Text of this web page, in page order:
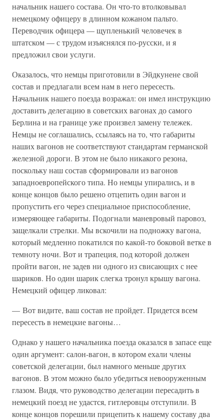
начальник нашего состава. Он что-то втолковывал
немецкому офицеру в длинном кожаном пальто.
Переводчик офицера — щупленький человечек в
штатском — с трудом изъяснялся по-русски, и я
предложил свои услуги.
Оказалось, что немцы приготовили в Эйдкунене свой
состав и предлагали всем нам в него пересесть.
Начальник нашего поезда возражал: он имел инструкцию
доставить делегацию в советских вагонах до самого
Берлина и на границе уже произвел замену тележек.
Немцы не соглашались, ссылаясь на то, что габариты
наших вагонов не соответствуют стандартам германской
железной дороги. В этом не было никакого резона,
поскольку наш состав сформировали из вагонов
западноевропейского типа. Но немцы упирались, и в
конце концов было решено отцепить один вагон и
пропустить его через специальное приспособление,
измеряющее габариты. Подогнали маневровый паровоз,
защелкали стрелки. Мы вскочили на подножку вагона,
который медленно покатился по какой-то боковой ветке в
темноту ночи. Вот и трапеция, под которой должен
пройти вагон, не задев ни одного из свисающих с нее
шариков. Но один шарик слегка тронул крышу вагона.
Немецкий офицер ликовал:
— Вот видите, ваш состав не пройдет. Придется всем
пересесть в немецкие вагоны…
Однако у нашего начальника поезда оказался в запасе еще
один аргумент: салон-вагон, в котором ехали члены
советской делегации, был намного меньше других
вагонов. В этом можно было убедиться невооруженным
глазом. Видя, что руководство делегации пересадить в
немецкий поезд не удастся, гитлеровцы отступили. В
конце концов порешили прицепить к нашему составу два